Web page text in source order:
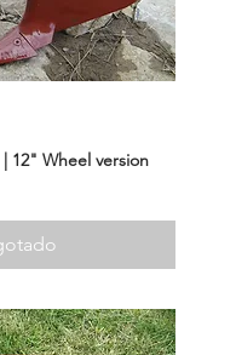
12" Wheel version